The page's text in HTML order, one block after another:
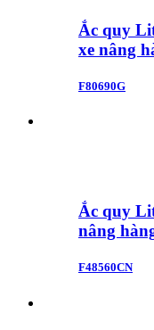
Ắc quy
xe nâng
F80690G
Ắc quy
nâng
F48560CN